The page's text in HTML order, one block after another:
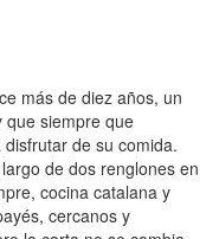
más de diez años, un
que siempre que
de su comida.
de dos renglones en
cocina catalana y
cercanos y